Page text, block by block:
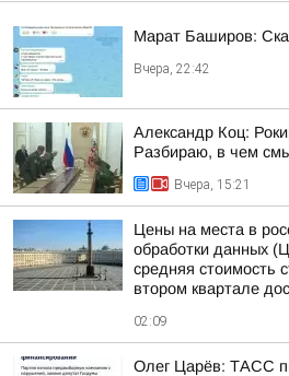
Марат Баширов:
Вчера, 22:42
Александр Коц:
Разбираю, в чем
Вчера, 15:21
Цены на места в
обработки данных
средняя стоимость
втором квартале
02:09
Олег Царёв: ТАСС